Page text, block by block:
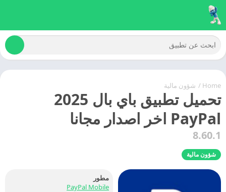
Home
/ شؤون مالية
تحميل تطبيق باي بال 2025
PayPal اخر اصدار مجانا
8.60.1
شؤون مالية
مطور
PayPal Mobile